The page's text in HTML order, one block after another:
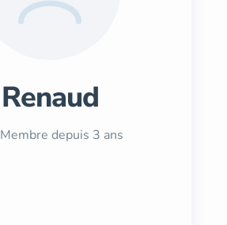
Renaud
Membre depuis 3 ans